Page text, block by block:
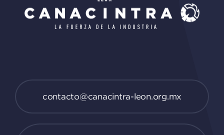
contacto@canacintra-leon.org.mx